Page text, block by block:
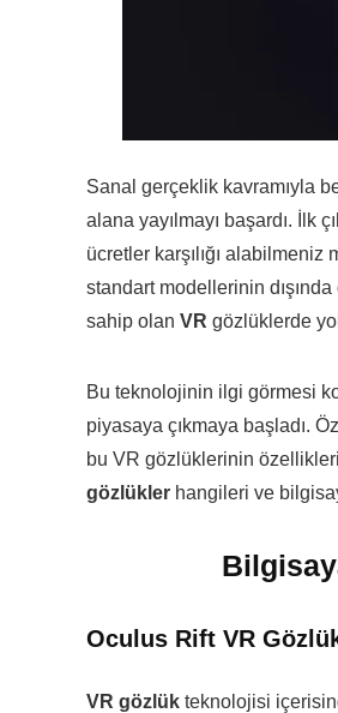
Sanal gerçeklik kavramıyla
alana yayılmayı başardı. İlk
ücretler karşılığı
standart modellerinin
sahip olan VR gözlüklerde
Bu teknolojinin ilgi görmesi
piyasaya çıkmaya başladı.
bu VR gözlüklerinin
gözlükler hangileri ve
Oculus Rift VR
VR gözlük teknolojisi